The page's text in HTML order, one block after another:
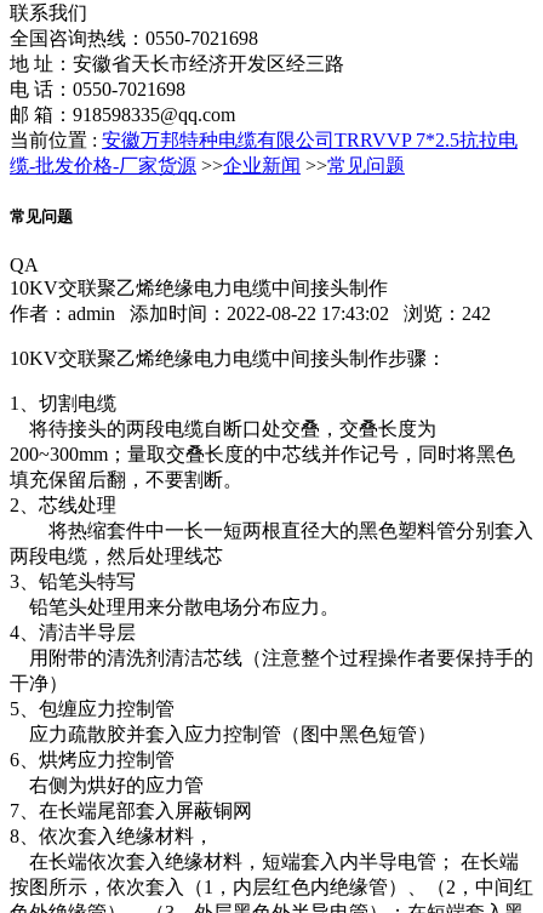
联系我们
全国咨询热线： 0550-7021698
地 址：安徽省天长市经济开发区经三路
电 话：0550-7021698
邮 箱：918598335@qq.com
当前位置 : 安徽万邦特种电缆有限公司TRRVVP 7*2.5抗拉电
缆-批发价格-厂家货源 >>企业新闻 >>常见问题
常见问题
QA
10KV交联聚乙烯绝缘电力电缆中间接头制作
作者： admin 添加时间：2022-08-22 17:43:02 浏览： 242
10KV交联聚乙烯绝缘电力电缆中间接头制作步骤：
1、切割电缆
将待接头的两段电缆自断口处交叠，交叠长度为
200~300mm；量取交叠长度的中芯线并作记号，同时将黑色
填充保留后翻，不要割断。
2、芯线处理
将热缩套件中一长一短两根直径大的黑色塑料管分别套入
两段电缆，然后处理线芯
3、铅笔头特写
铅笔头处理用来分散电场分布应力。
4、清洁半导层
用附带的清洗剂清洁芯线（注意整个过程操作者要保持手的
干净）
5、包缠应力控制管
应力疏散胶并套入应力控制管（图中黑色短管）
6、烘烤应力控制管
右侧为烘好的应力管
7、在长端尾部套入屏蔽铜网
8、依次套入绝缘材料，
在长端依次套入绝缘材料，短端套入内半导电管； 在长端
按图所示，依次套入（1，内层红色内绝缘管）、（2，中间红